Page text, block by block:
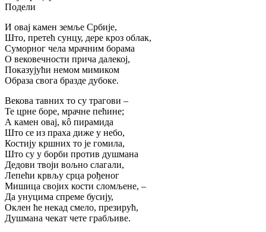
Подели
И овај камен земље Србије,
Што, претећ сунцу, дере кроз облак,
Суморног чела мрачним борама
О вековечности прича далекој,
Показујући немом мимиком
Образа свога бразде дубоке.
Векова тавних то су трагови –
Те црне боре, мрачне пећине;
А камен овај, кô пирамида
Што се из праха диже у небо,
Костију кршних то је гомила,
Што су у борби против душмана
Дедови твоји вољно слагали,
Лепећи крвљу срца рођеног
Мишица својих кости сломљене, –
Да унуцима спреме бусију,
Оклен ће некад смело, презирућ,
Душмана чекат чете грабљиве.